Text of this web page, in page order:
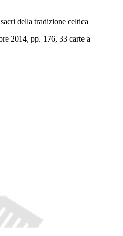
della tradizione celtica
2014, pp. 176, 33 carte a